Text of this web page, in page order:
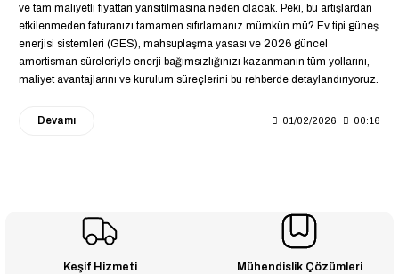
ve tam maliyetli fiyattan yansıtılmasına neden olacak. Peki, bu artışlardan
etkilenmeden faturanızı tamamen sıfırlamanız mümkün mü? Ev tipi güneş
enerjisi sistemleri (GES), mahsuplaşma yasası ve 2026 güncel
amortisman süreleriyle enerji bağımsızlığınızı kazanmanın tüm yollarını,
maliyet avantajlarını ve kurulum süreçlerini bu rehberde detaylandırıyoruz.
Devamı 01/02/2026 00:16
Keşif Hizmeti Mühendislik Çözümleri